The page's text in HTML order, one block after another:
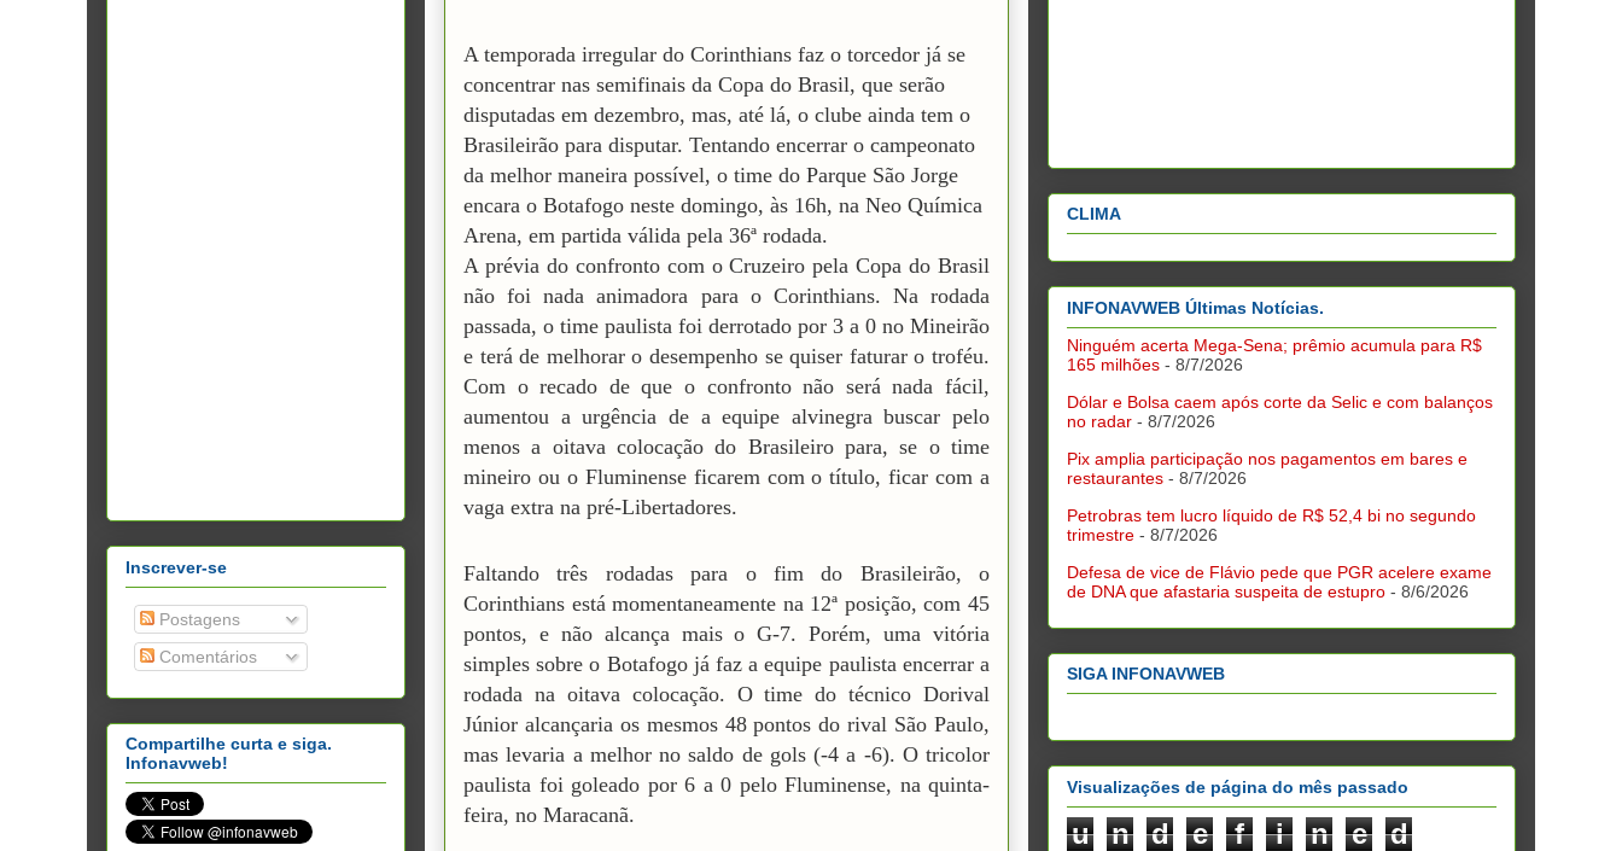
A temporada irregular do Corinthians faz o torcedor já se
concentrar nas semifinais da Copa do Brasil, que serão
disputadas em dezembro, mas, até lá, o clube ainda tem o
Brasileirão para disputar. Tentando encerrar o campeonato
da melhor maneira possível, o time do Parque São Jorge
encara o Botafogo neste domingo, às 16h, na Neo Química
Arena, em partida válida pela 36ª rodada.
A prévia do confronto com o Cruzeiro pela Copa do Brasil
não foi nada animadora para o Corinthians. Na rodada
passada, o time paulista foi derrotado por 3 a 0 no Mineirão
e terá de melhorar o desempenho se quiser faturar o troféu.
Com o recado de que o confronto não será nada fácil,
aumentou a urgência de a equipe alvinegra buscar pelo
menos a oitava colocação do Brasileiro para, se o time
mineiro ou o Fluminense ficarem com o título, ficar com a
vaga extra na pré-Libertadores.
Faltando três rodadas para o fim do Brasileirão, o
Corinthians está momentaneamente na 12ª posição, com 45
pontos, e não alcança mais o G-7. Porém, uma vitória
simples sobre o Botafogo já faz a equipe paulista encerrar a
rodada na oitava colocação. O time do técnico Dorival
Júnior alcançaria os mesmos 48 pontos do rival São Paulo,
mas levaria a melhor no saldo de gols (-4 a -6). O tricolor
paulista foi goleado por 6 a 0 pelo Fluminense, na quinta-
feira, no Maracanã.
Inscrever-se
Postagens
Comentários
Compartilhe curta e siga.
Infonavweb!
CLIMA
INFONAVWEB Últimas Notícias.
Ninguém acerta Mega-Sena; prêmio acumula para R$
165 milhões - 8/7/2026
Dólar e Bolsa caem após corte da Selic e com balanços
no radar - 8/7/2026
Pix amplia participação nos pagamentos em bares e
restaurantes - 8/7/2026
Petrobras tem lucro líquido de R$ 52,4 bi no segundo
trimestre - 8/7/2026
Defesa de vice de Flávio pede que PGR acelere exame
de DNA que afastaria suspeita de estupro - 8/6/2026
SIGA INFONAVWEB
Visualizações de página do mês passado
u n d e f i n e d